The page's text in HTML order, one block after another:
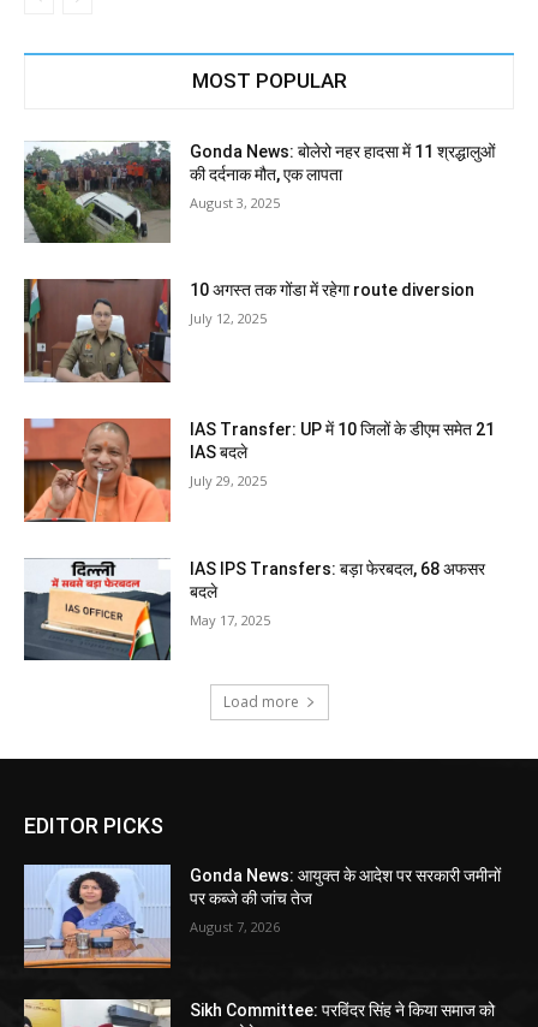
MOST POPULAR
Gonda News: बोलेरो नहर हादसा में 11 श्रद्धालुओं
की दर्दनाक मौत, एक लापता
August 3, 2025
10 अगस्त तक गोंडा में रहेगा route diversion
July 12, 2025
IAS Transfer: UP में 10 जिलों के डीएम समेत 21
IAS बदले
July 29, 2025
IAS IPS Transfers: बड़ा फेरबदल, 68 अफसर
बदले
May 17, 2025
Load more
EDITOR PICKS
Gonda News: आयुक्त के आदेश पर सरकारी जमीनों
पर कब्जे की जांच तेज
August 7, 2026
Sikh Committee: परविंदर सिंह ने किया समाज को